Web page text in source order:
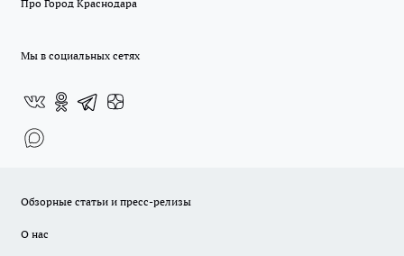
Про Город Краснодара
Мы в социальных сетях
Обзорные статьи и пресс-релизы
О нас